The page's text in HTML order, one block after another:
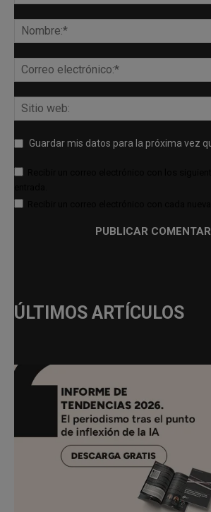
Guardar mis datos para la próxima vez
ÚLTIMOS ARTÍCULOS